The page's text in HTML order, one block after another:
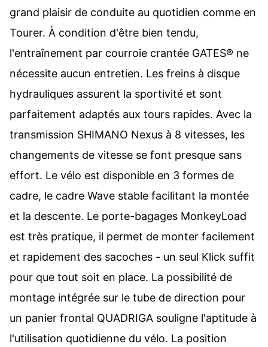
grand plaisir de conduite au quotidien comme en
Tourer. À condition d'être bien tendu,
l'entraînement par courroie crantée GATES® ne
nécessite aucun entretien. Les freins à disque
hydrauliques assurent la sportivité et sont
parfaitement adaptés aux tours rapides. Avec la
transmission SHIMANO Nexus à 8 vitesses, les
changements de vitesse se font presque sans
effort. Le vélo est disponible en 3 formes de
cadre, le cadre Wave stable facilitant la montée
et la descente. Le porte-bagages MonkeyLoad
est très pratique, il permet de monter facilement
et rapidement des sacoches - un seul Klick suffit
pour que tout soit en place. La possibilité de
montage intégrée sur le tube de direction pour
un panier frontal QUADRIGA souligne l'aptitude à
l'utilisation quotidienne du vélo. La position